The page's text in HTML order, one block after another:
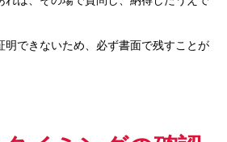
明できないため、必ず書面で残すことが